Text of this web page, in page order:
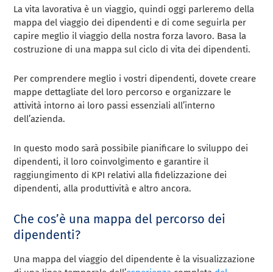
La vita lavorativa è un viaggio, quindi oggi parleremo della
mappa del viaggio dei dipendenti e di come seguirla per
capire meglio il viaggio della nostra forza lavoro. Basa la
costruzione di una mappa sul ciclo di vita dei dipendenti.
Per comprendere meglio i vostri dipendenti, dovete creare
mappe dettagliate del loro percorso e organizzare le
attività intorno ai loro passi essenziali all’interno
dell’azienda.
In questo modo sarà possibile pianificare lo sviluppo dei
dipendenti, il loro coinvolgimento e garantire il
raggiungimento di KPI relativi alla fidelizzazione dei
dipendenti, alla produttività e altro ancora.
Che cos’è una mappa del percorso dei
dipendenti?
Una mappa del viaggio del dipendente è la visualizzazione